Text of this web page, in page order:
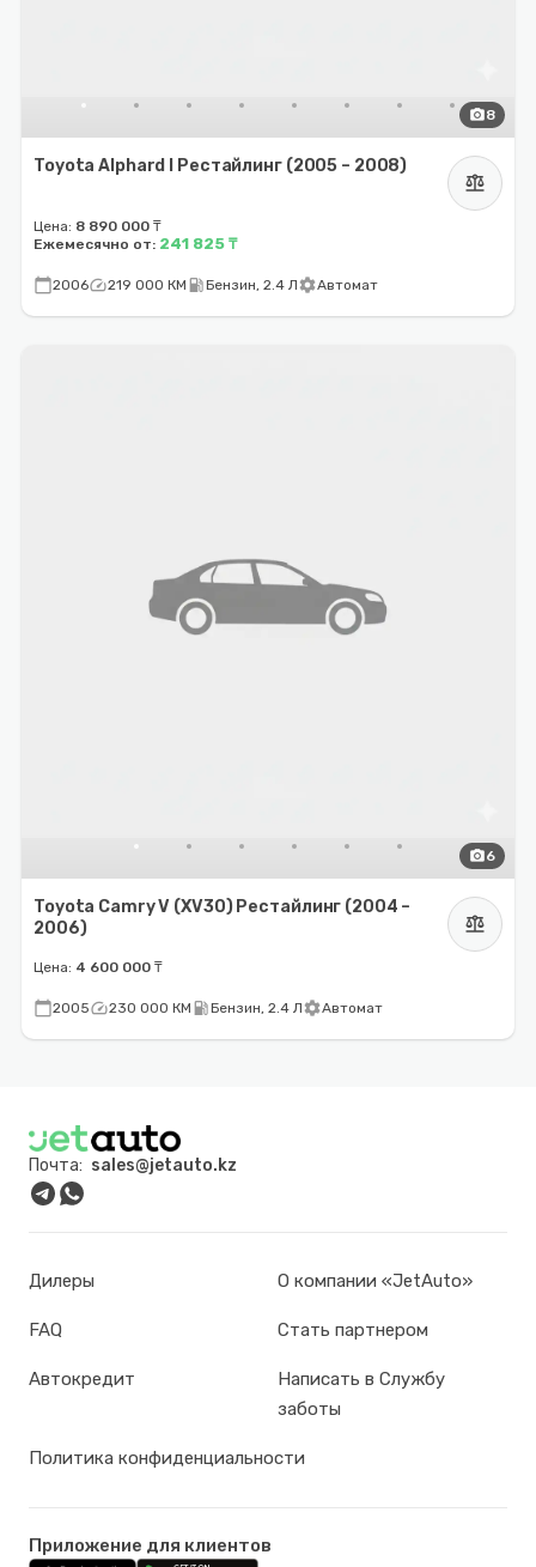
photo_camera8
Toyota Alphard I Рестайлинг (2005 – 2008)
balance
Цена: 8 890 000 ₸
Ежемесячно от: 241 825 ₸
calendar_today2006speed219 000 КМ local_gas_stationБензин, 2.4 ЛsettingsАвтомат
photo_camera6
Toyota Camry V (XV30) Рестайлинг (2004 –
2006)
balance
Цена: 4 600 000 ₸
calendar_today2005speed230 000 КМ local_gas_stationБензин, 2.4 ЛsettingsАвтомат
Почта: sales@jetauto.kz
Дилеры О компании «JetAuto»
FAQ Стать партнером
Автокредит
Написать в Службу
заботы
Политика конфиденциальности
Приложение для клиентов